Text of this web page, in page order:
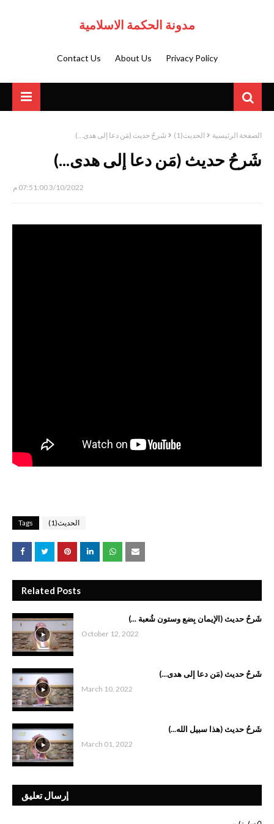
مدونة الحكمة الاسلامية
Privacy Policy
About Us
Contact Us
الصفحة الرئيسية الحديث(1) شَرحُ حديث (مَن دعا إلى هدى...)‏
شَرحُ حديث (مَن دعا إلى هدى...)‏
3/10/2022 07:51:00 م
Tags الحديث(1)
Related Posts
شَرحُ حديث (الإيمان بِضع وستون شُعبة ...)
October 12, 2022
شَرحُ حديث (مَن دعا إلى هدى...)‏
March 10, 2022
شَرحُ حديث (هذا سبيل الله...)‏
March 01, 2022
إرسال تعليق